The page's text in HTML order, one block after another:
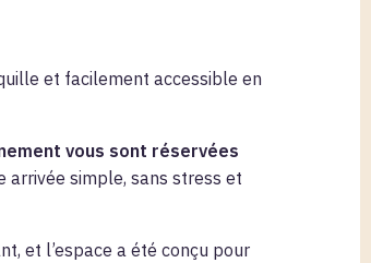
et facilement accessible en
vous sont réservées
arrivée simple, sans stress et
et l’espace a été conçu pour